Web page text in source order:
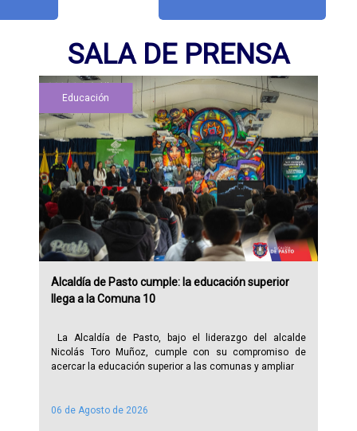
SALA DE PRENSA
06 de Agosto de 2026
Educación
Alcaldía de Pasto cumple: la educación superior
llega a la Comuna 10
La Alcaldía de Pasto, bajo el liderazgo del alcalde
Nicolás Toro Muñoz, cumple con su compromiso de
acercar la educación superior a las comunas y ampliar